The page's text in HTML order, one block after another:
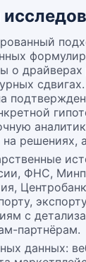
о драйверах
решениях,
ФНС,
с
партнёрам.
данных: